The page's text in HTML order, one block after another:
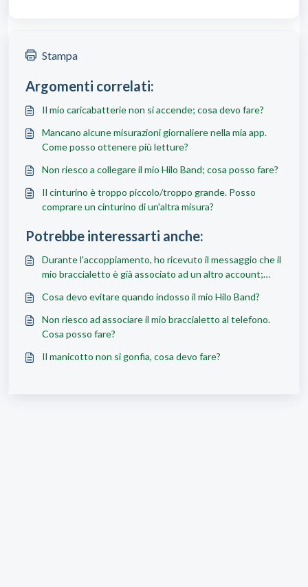
Stampa
Argomenti correlati:
Il mio caricabatterie non si accende; cosa devo fare?
Mancano alcune misurazioni giornaliere nella mia app.
Come posso ottenere più letture?
Non riesco a collegare il mio Hilo Band; cosa posso fare?
Il cinturino è troppo piccolo/troppo grande. Posso
comprare un cinturino di un'altra misura?
Potrebbe interessarti anche:
Durante l'accoppiamento, ho ricevuto il messaggio che il
mio braccialetto è già associato ad un altro account;
Cosa devo evitare quando indosso il mio Hilo Band?
Non riesco ad associare il mio braccialetto al telefono.
Cosa posso fare?
Il manicotto non si gonfia, cosa devo fare?